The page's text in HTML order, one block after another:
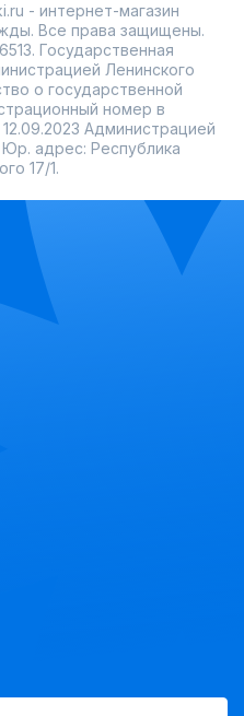
- интернет-магазин
Все права защищены.
Государственная
Ленинского
о государственной
номер в
Администрацией
Юр. адрес: Республика
17/1.